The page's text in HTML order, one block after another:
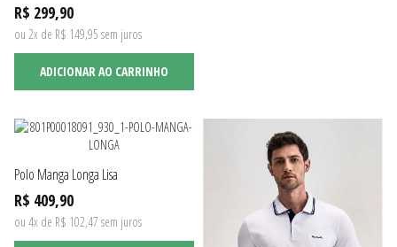
R$ 299,90
ou 2x de R$ 149,95 sem juros
ADICIONAR AO CARRINHO
Polo Manga Longa Lisa
R$ 409,90
ou 4x de R$ 102,47 sem juros